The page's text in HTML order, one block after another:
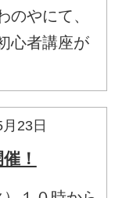
のやにて、
心者講座が
23日
！